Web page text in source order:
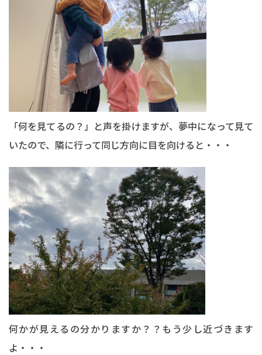
「何を見てるの？」と声を掛けますが、夢中になって見て
いたので、隣に行って同じ方向に目を向けると・・・
何かが見えるの分かりますか？？もう少し近づきます
よ・・・